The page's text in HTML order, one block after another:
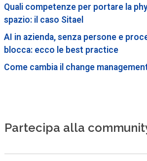
Quali competenze per portare la
spazio: il caso Sitael
AI in azienda, senza persone e
blocca: ecco le best practice
Come cambia il change
Partecipa alla